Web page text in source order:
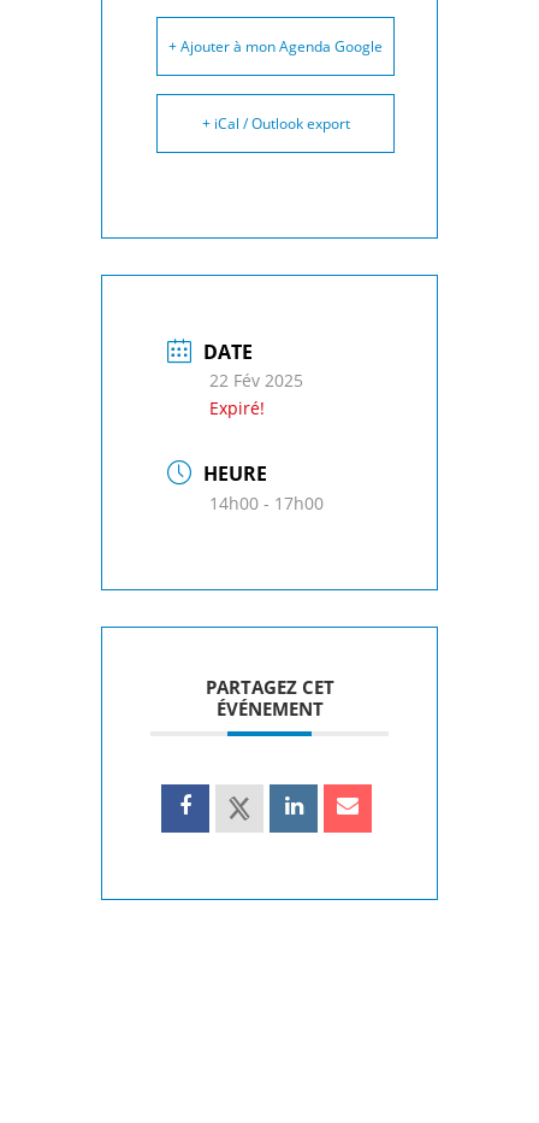
+ Ajouter à mon Agenda Google
+ iCal / Outlook export
DATE
22 Fév 2025
Expiré!
HEURE
14h00 - 17h00
PARTAGEZ CET
ÉVÉNEMENT